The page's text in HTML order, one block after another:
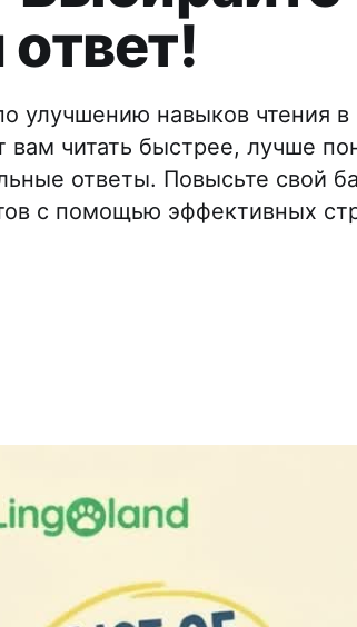
улучшению навыков чтения в
вам читать быстрее, лучше
ответы. Повысьте свой
с помощью эффективных